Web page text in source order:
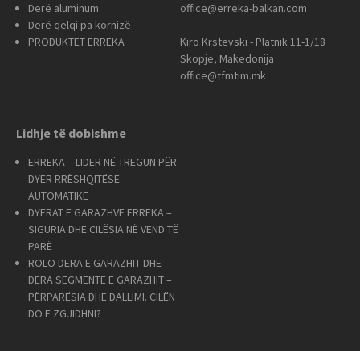
Derë aluminum
Derë qelqi pa kornizë
PRODUKTET ERREKA
office@erreka-balkan.com
Kiro Krstevski - Platnik 11-1/18
Skopje, Makedonija
office@tfmtim.mk
Lidhje të dobishme
ERREKA – LIDER NË TREGUN PËR
DYER RRËSHQITËSE
AUTOMATIKE
DYERAT E GARAZHVE ERREKA –
SIGURIA DHE CILËSIA NË VEND TË
PARË
ROLO DERA E GARAZHIT DHE
DERA SEGMENTE E GARAZHIT –
PËRPARËSIA DHE DALLIMI. CILËN
DO E ZGJIDHNI?